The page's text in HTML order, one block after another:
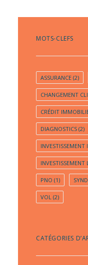
MOTS-CLEFS
ASSURANCE (2)
CHANGEMENT
CRÉDIT
DIAGNOSTICS (2)
INVESTISSEMENT
PNO (1)
VOL (2)
CATÉGORIES